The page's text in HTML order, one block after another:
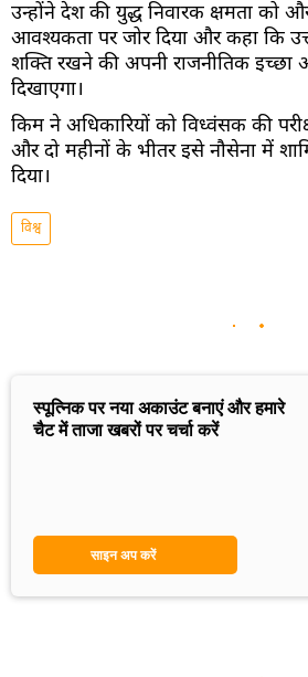
उन्होंने देश की युद्ध निवारक क्षमता को
आवश्यकता पर जोर दिया और कहा कि
शक्ति रखने की अपनी राजनीतिक
दिखाएगा।
किम ने अधिकारियों को विध्वंसक की
और दो महीनों के भीतर इसे नौसेना में
दिया।
विश्व
स्पूत्निक पर नया अकाउंट बनाएं और हमारे
चैट में ताजा खबरों पर चर्चा करें
साइन अप करें